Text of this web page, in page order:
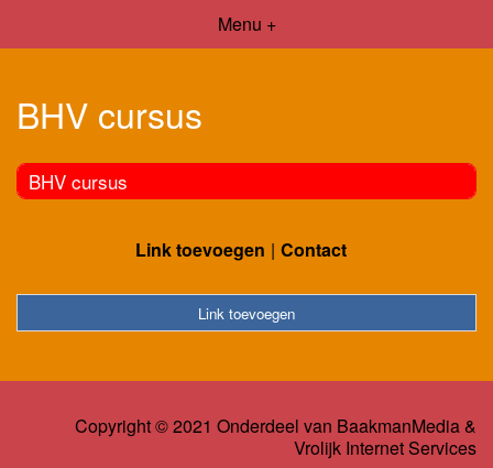
Menu +
BHV cursus
BHV cursus
Link toevoegen Contact
Link toevoegen
Copyright © 2021 Onderdeel van BaakmanMedia&
Vrolijk Internet Services